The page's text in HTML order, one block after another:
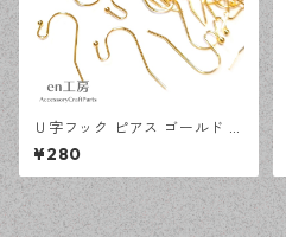
Ｕ字フック ピアス ゴールド 1
00ピース 釣針型 大容量 プチ
プラパーツ 【en工房】
¥280